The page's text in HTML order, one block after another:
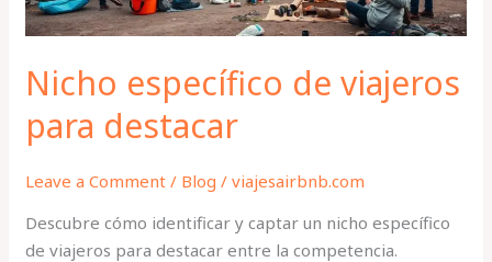
Nicho específico de viajeros
para destacar
Leave a Comment / Blog /viajesairbnb.com
Descubre cómo identificar y captar un nicho específico
de viajeros para destacar entre la competencia.